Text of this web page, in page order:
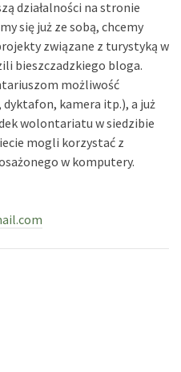
działalności na stronie
się już ze sobą, chcemy
związane z turystyką w
bieszczadzkiego bloga.
możliwość
kamera itp.), a już
wolontariatu w siedzibie
mogli korzystać z
w komputery.